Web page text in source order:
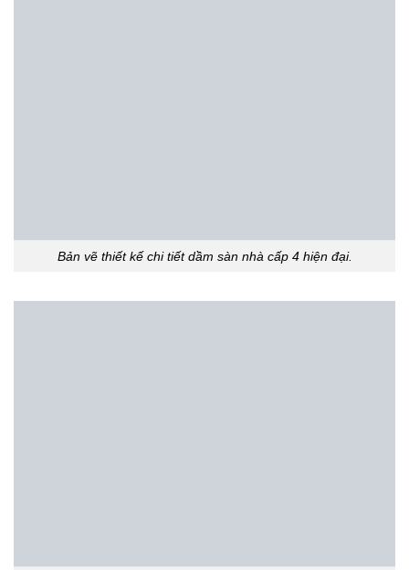
Bản vẽ thiết kế chi tiết dầm sàn nhà cấp 4 hiện đại.